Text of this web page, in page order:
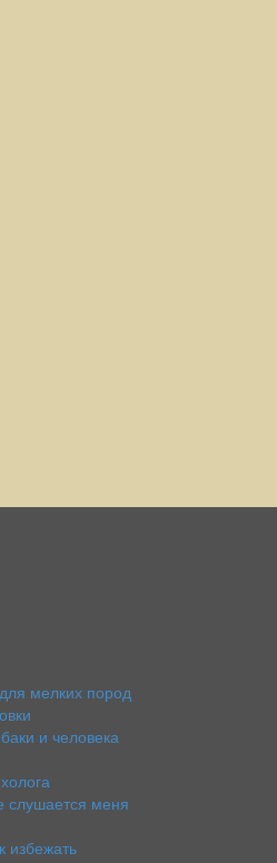
мелких пород
и человека
слушается меня
избежать